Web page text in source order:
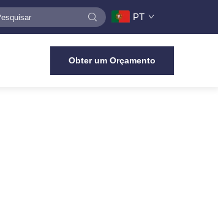
PT
Obter um Orçamento